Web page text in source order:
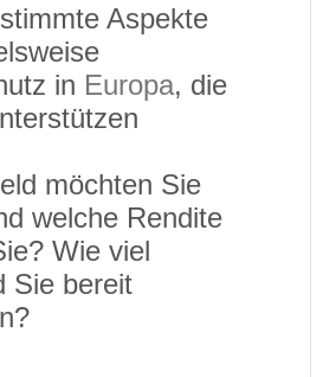
Aspekte
in Europa, die
möchten Sie
welche Rendite
Wie viel
Sie bereit